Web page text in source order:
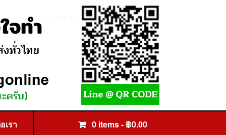
เรา 0 items - ฿0.00